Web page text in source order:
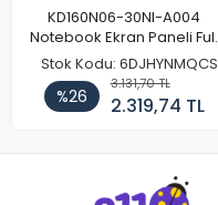
KD160N06-30NI-A004
Notebook Ekran Paneli Full
HD
Stok Kodu: 6DJHYNMQCS
%26
3.131,70 TL
2.319,74 TL